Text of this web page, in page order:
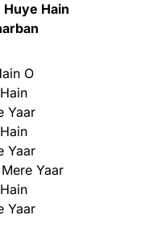
Huye Hain
O
Yaar
Yaar
Yaar
Yaar